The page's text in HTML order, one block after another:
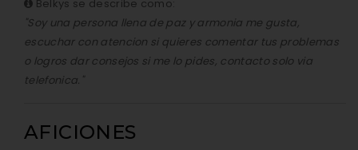
Belkys se describe como:
"Soy una persona llena de paz y armonia me gusta,
escuchar con atencion si quieres comentar tus problemas
o logros dar consejos si me lo pides, contacto solo via
telefonica."
AFICIONES